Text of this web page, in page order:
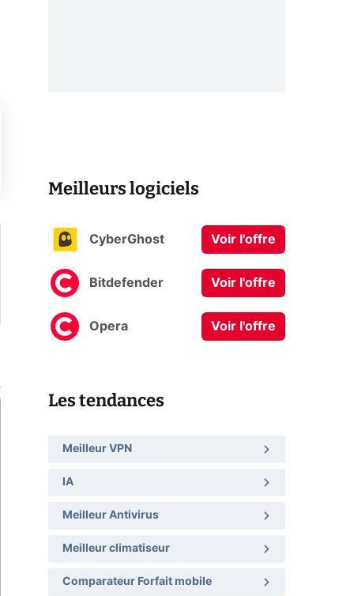
Meilleurs logiciels
CyberGhost Voir l'offre
Bitdefender Voir l'offre
Opera Voir l'offre
Les tendances
Meilleur VPN
IA
Meilleur Antivirus
Meilleur climatiseur
Comparateur Forfait mobile